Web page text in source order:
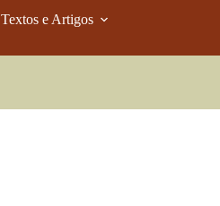
Textos e Artigos